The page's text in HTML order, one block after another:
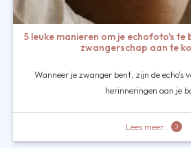
5 leuke manieren om je echofoto's te
zwangerschap aan te
Wanneer je zwanger bent, zijn de echo's
herinneringen aan je
Lees meer...